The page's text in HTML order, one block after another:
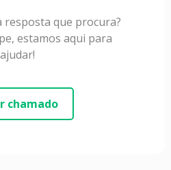
que procura?
estamos aqui para
ajudar!
chamado